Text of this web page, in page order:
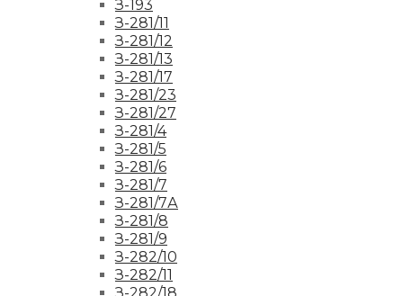
З-193
З-281/11
З-281/12
З-281/13
З-281/17
З-281/23
З-281/27
З-281/4
З-281/5
З-281/6
З-281/7
З-281/7А
З-281/8
З-281/9
З-282/10
З-282/11